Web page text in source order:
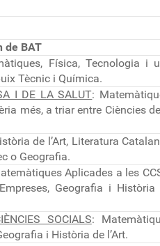
de BAT
Física, Tecnologia i
Tècnic i Química.
I DE LA SALUT:
més, a triar entre Ciències
de l’Art, Literatura
o Geografia.
Aplicades a les
Geografia i Història
SOCIALS:
i Història de l’Art.